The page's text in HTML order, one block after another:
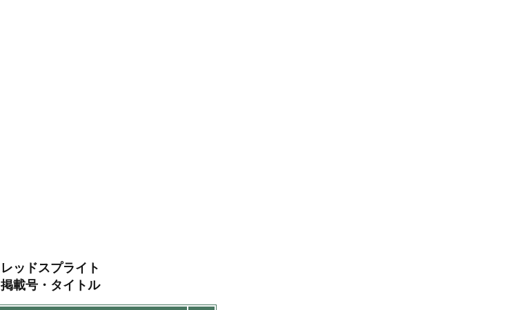
レッドスプライト
掲載号・タイトル